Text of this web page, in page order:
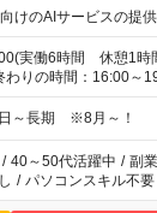
けのAIサービスの提
実働6時間 休憩1時
りの時間：16:00～
日～長期 ※8月～！
/ 40～50代活躍中 / 副
/ パソコンスキル不要